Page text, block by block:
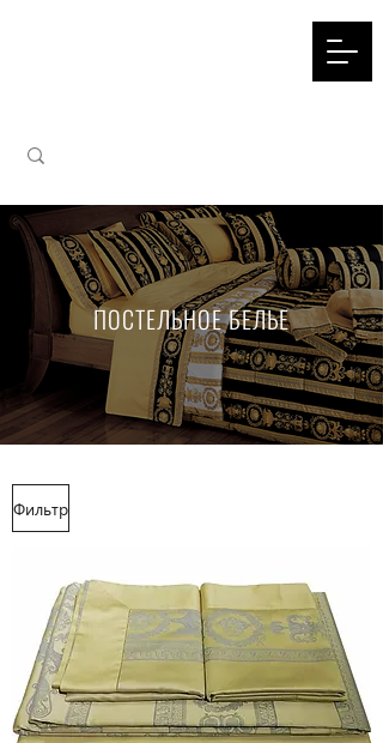
ПОСТЕЛЬНОЕ БЕЛЬЕ
Фильтр